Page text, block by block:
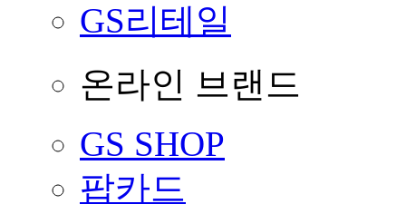
GS리테일
온라인 브랜드
GS SHOP
팝카드